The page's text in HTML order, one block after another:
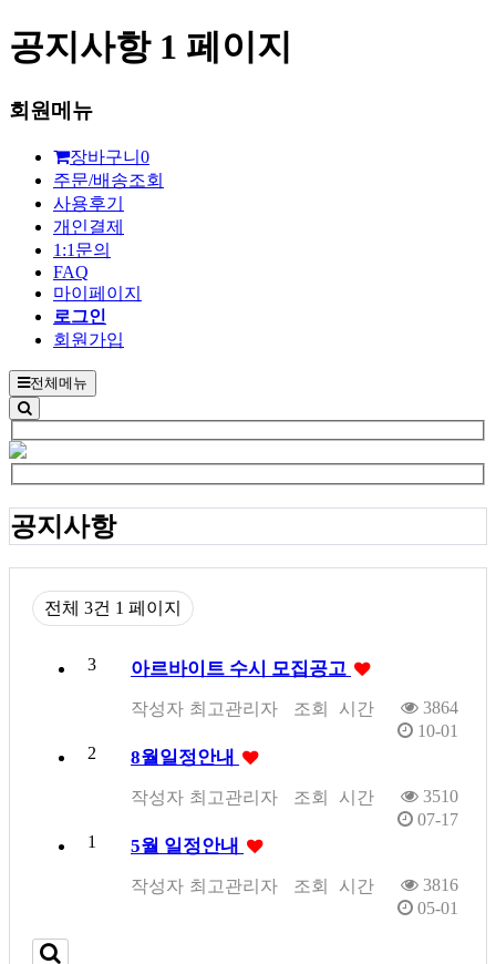
공지사항 1 페이지
회원메뉴
장바구니 0
주문/배송조회
사용후기
개인결제
1:1문의
FAQ
마이페이지
로그인
회원가입
전체메뉴
공지사항
전체 3건 1 페이지
3 아르바이트 수시 모집공고
작성자 최고관리자 조회 3864
시간
10-01
2
8월일정안내
작성자 최고관리자 조회 3510
시간
07-17
1
5월 일정안내
작성자 최고관리자 조회 3816
시간
05-01